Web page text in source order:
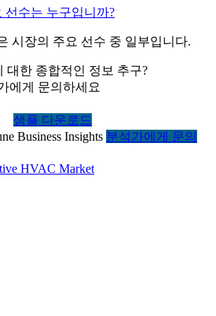
선수는 누구입니까?
시장의 주요 선수 중 일부입니다.
대한 종합적인 정보 추구?
에게 문의하세요
샘플 다운로드
분석가에게 문의